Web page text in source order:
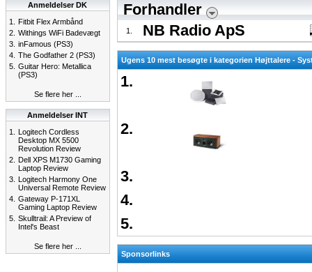
Anmeldelser DK
1.
Fitbit Flex Armbånd
2. Withings WiFi Badevægt
3. inFamous (PS3)
4. The Godfather 2 (PS3)
5. Guitar Hero: Metallica
(PS3)
Se flere her ...
Anmeldelser INT
1.
Logitech Cordless
Desktop MX 5500
Revolution Review
2. Dell XPS M1730 Gaming
Laptop Review
3. Logitech Harmony One
Universal Remote Review
4. Gateway P-171XL
Gaming Laptop Review
5. Skulltrail: A Preview of
Intel's Beast
Se flere her ...
Forhandler
1. NB Radio ApS
Ugens 10 mest besøgte i kategorien Højttalere -
1.
2.
3.
4.
5.
Sponsorlinks